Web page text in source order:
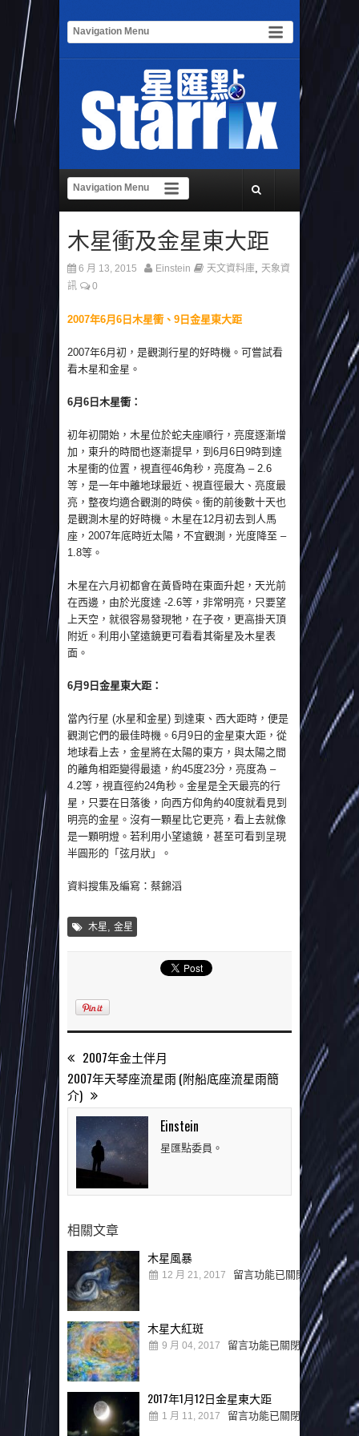
木星衝及金星東大距
6 月 13, 2015 Einstein 天文資料庫, 天象資
訊
0
2007年6月6日木星衝、9日金星東大距
2007年6月初，是觀測行星的好時機。可嘗試看
看木星和金星。
6月6日木星衝：
初年初開始，木星位於蛇夫座順行，亮度逐漸增
加，東升的時間也逐漸提早，到6月6日9時到達
木星衝的位置，視直徑46角秒，亮度為 – 2.6
等，是一年中離地球最近、視直徑最大、亮度最
亮，整夜均適合觀測的時侯。衝的前後數十天也
是觀測木星的好時機。木星在12月初去到人馬
座，2007年底時近太陽，不宜觀測，光度降至 –
1.8等。
木星在六月初都會在黃昏時在東面升起，天光前
在西邊，由於光度達 -2.6等，非常明亮，只要望
上天空，就很容易發現牠，在子夜，更高掛天頂
附近。利用小望遠鏡更可看看其衛星及木星表
面。
6月9日金星東大距：
當內行星 (水星和金星) 到達東、西大距時，便是
觀測它們的最佳時機。6月9日的金星東大距，從
地球看上去，金星將在太陽的東方，與太陽之間
的離角相距變得最遠，約45度23分，亮度為 –
4.2等，視直徑約24角秒。金星是全天最亮的行
星，只要在日落後，向西方仰角約40度就看見到
明亮的金星。沒有一顆星比它更亮，看上去就像
是一顆明燈。若利用小望遠鏡，甚至可看到呈現
半圓形的「弦月狀」。
資料搜集及編寫：蔡錦滔
木星, 金星
2007年金土伴月
2007年天琴座流星雨 (附船底座流星雨簡
介)
Einstein
星匯點委員。
相關文章
木星風暴
12 月 21, 2017 留言功能已關閉
木星大紅斑
9 月 04, 2017 留言功能已關閉
2017年1月12日金星東大距
1 月 11, 2017 留言功能已關閉